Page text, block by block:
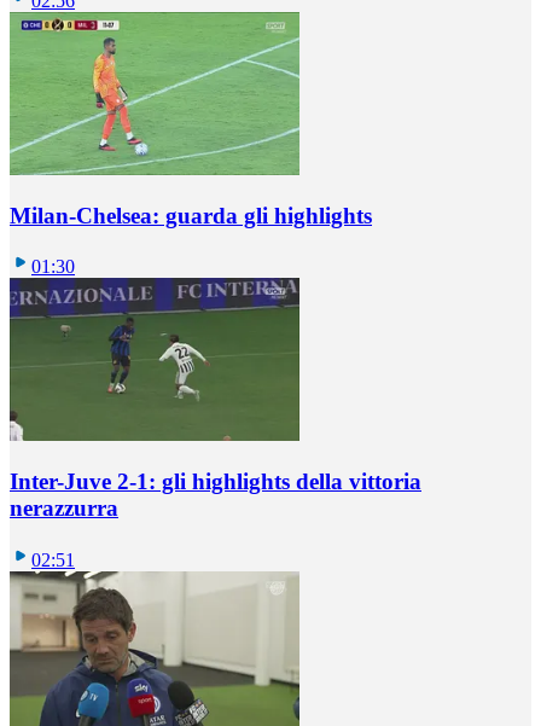
Milan-Chelsea: guarda gli highlights
01:30
Inter-Juve 2-1: gli highlights della vittoria
nerazzurra
02:51